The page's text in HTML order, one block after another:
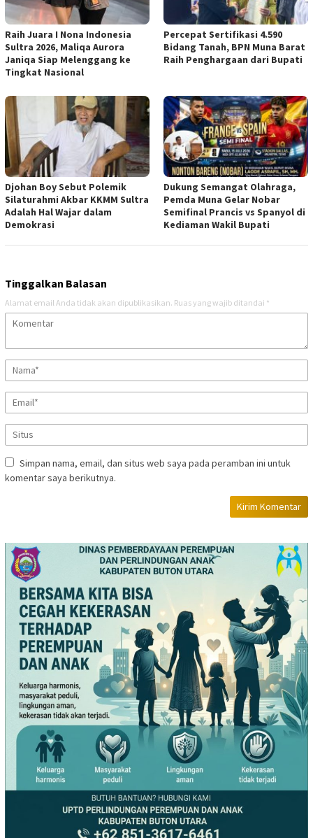
Raih Juara I Nona Indonesia
Sultra 2026, Maliqa Aurora
Janiqa Siap Melenggang ke
Tingkat Nasional
Percepat Sertifikasi 4.590
Bidang Tanah, BPN Muna Barat
Raih Penghargaan dari Bupati
Djohan Boy Sebut Polemik
Silaturahmi Akbar KKMM Sultra
Adalah Hal Wajar dalam
Demokrasi
Dukung Semangat Olahraga,
Pemda Muna Gelar Nobar
Semifinal Prancis vs Spanyol di
Kediaman Wakil Bupati
Tinggalkan Balasan
Alamat email Anda tidak akan dipublikasikan. Ruas yang wajib ditandai *
Simpan nama, email, dan situs web saya pada peramban ini untuk
komentar saya berikutnya.